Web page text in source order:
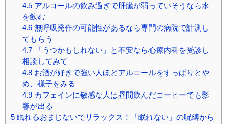
4.5アルコールの飲み過ぎで肝臓が弱っていそうなら水
を飲む
4.6無呼吸発作の可能性があるなら専門の病院で計測し
てもらう
4.7「うつかもしれない」と不安なら心療内科を受診し
相談してみて
4.8お酒が好きで強い人ほどアルコールをすっぱりとや
め、様子をみる
4.9カフェインに敏感な人は昼間飲んだコーヒーでも影
響が出る
5 眠れるおまじないでリラックス！「眠れない」の呪縛から